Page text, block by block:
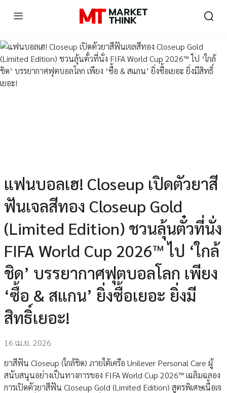
แฟนบอลเฮ! Closeup เปิดตัวยาสี
ฟันเจลสีทอง Closeup Gold
(Limited Edition) ชวนลุ้นตั๋วที่นั่ง
FIFA World Cup 2026™ ไป ‘ใกล้
ชิด’ บรรยากาศฟุตบอลโลก เพียง
‘ซื้อ & สแกน’ ยิ่งซื้อเยอะ ยิ่งมี
สิทธิ์เยอะ!
16 เม.ย. 2026
ยาสีฟัน Closeup (ใกล้ชิด) ภายใต้เครือ Unilever Personal Care ผู้
สนับสนุนอย่างเป็นทางการของ FIFA World Cup 2026™ เฉลิมฉลอง
การเปิดตัวยาสีฟัน Closeup Gold (Limited Edition) สูตรพิเศษเนื้อเจ